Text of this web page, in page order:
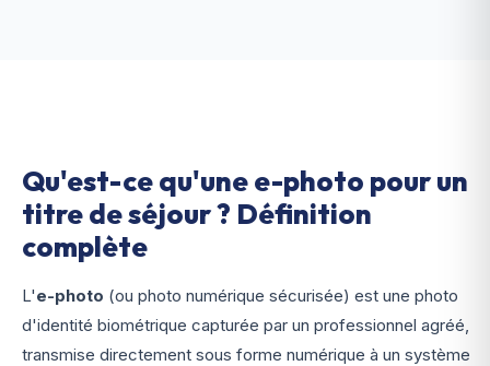
Qu'est-ce qu'une e-photo pour un
titre de séjour ? Définition
complète
L'e-photo (ou photo numérique sécurisée) est une photo
d'identité biométrique capturée par un professionnel agréé,
transmise directement sous forme numérique à un système